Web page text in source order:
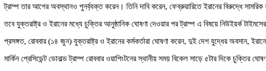
ট্রাম্প তার আগের অবস্থানও পুনর্ব্যক্ত করেন। তিনি দাবি করেন, ফেব্রুয়ারিতে ইরানের বিরুদ্ধে
তবে যুক্তরাষ্ট্র ও ইরানের মধ্যে চুক্তির আনুষ্ঠানিক ঘোষণা দেওয়ার পর ট্রাম্প এ বিষয়ে নিউইয়র্ক
প্রসঙ্গত, রোববার (১৪ জুন) যুক্তরাষ্ট্র ও ইরানের কর্মকর্তারা ঘোষণা করেন, দুই দেশ যুদ্ধের অবসান,
মার্কিন প্রেসিডেন্ট ডোনাল্ড ট্রাম্প রোববার ওয়াশিংটনের স্থানীয় সময় বিকেল সাড়ে ৫টার দিকে